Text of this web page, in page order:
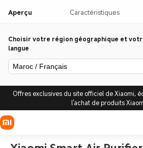
Aperçu Caractéristiques